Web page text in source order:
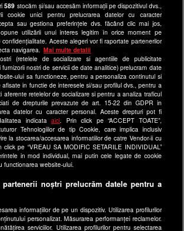
Program Happy Channel
Echipa editorială
Site-uri Antena Group
a1.ro
antenastars.ro
as.ro
catine.ro
chefi.ro
deparinti.ro
medicool.ro
spynews.ro
useit.ro
retetefeldefel.ro
589 stocăm și/sau accesăm informații pe dispozitivul dvs.,
cookie unici pentru prelucrarea datelor cu caracter
sau gestiona preferințele dvs. făcând clic mai jos,
utilizării unui interes legitim în orice moment pe
Aceste alegeri vor fi raportate partenerilor
navigarea.
Mai multe detalii
(retelele de socializare si agentiile de publicitate
nostri de servicii de date analitice) prelucram date
ului sa functioneze, pentru a personaliza continutul si
afisate in functie de interesele si/sau profilul dvs., pentru a
aferente retelelor de socializare si pentru a analiza traficul
de drepturile prevazute de art. 15-22 din GDPR in
datelor cu caracter personal. Aceste drepturi pot fi
indicataaici . Prin click pe “ACCEPT TOATE”,
Tehnologiilor de tip Cookie, care implica inclusiv
la stocarea/accesarea informatiilor de catre Vendor-ii cu
click pe “VREAU SA MODIFIC SETARILE INDIVIDUAL”
in mod individual, mai putin cele legate de cookie
functionarea website-ului.
noștri prelucrăm datele pentru a
informațiilor de pe un dispozitiv. Utilizarea profilurilor
personalizat. Măsurarea performanței reclamelor.
serviciilor. Utilizarea profilurilor pentru selectarea